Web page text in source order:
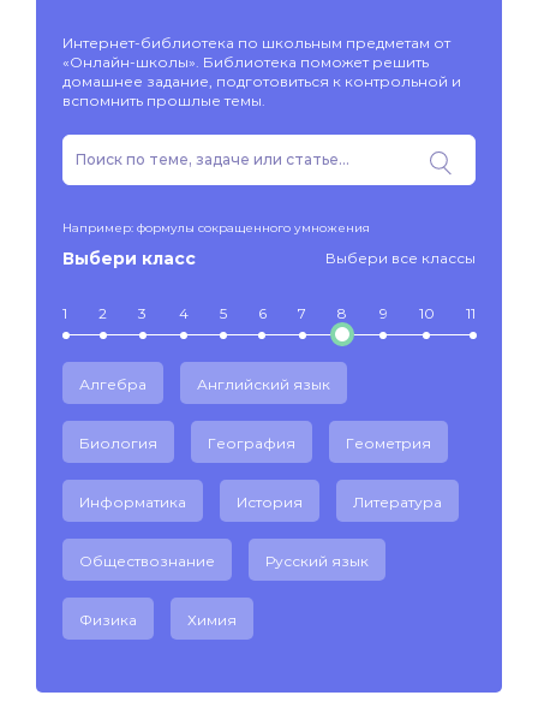
Интернет-библиотека по школьным предметам от
«Онлайн-школы». Библиотека поможет решить
домашнее задание, подготовиться к контрольной и
вспомнить прошлые темы.
Например: формулы сокращенного умножения
Выбери класс Выбери все классы
1 2 3 4 5 6 7 8 9 10 11
Алгебра Английский язык
Биология География Геометрия
Информатика История Литература
Обществознание Русский язык
Физика Химия